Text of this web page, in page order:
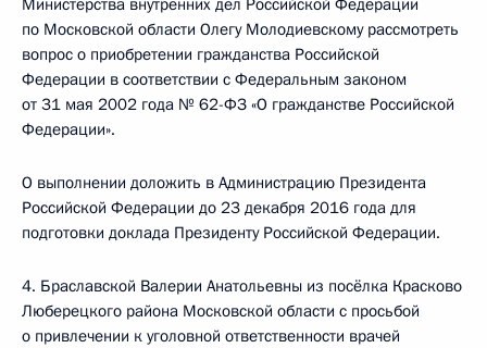
Министерства внутренних дел Российской Федерации
по Московской области Олегу Молодиевскому рассмотреть
вопрос о приобретении гражданства Российской
Федерации в соответствии с Федеральным законом
от 31 мая 2002 года № 62-ФЗ «О гражданстве Российской
Федерации».
О выполнении доложить в Администрацию Президента
Российской Федерации до 23 декабря 2016 года для
подготовки доклада Президенту Российской Федерации.
4. Браславской Валерии Анатольевны из посёлка Красково
Люберецкого района Московской области с просьбой
о привлечении к уголовной ответственности врачей